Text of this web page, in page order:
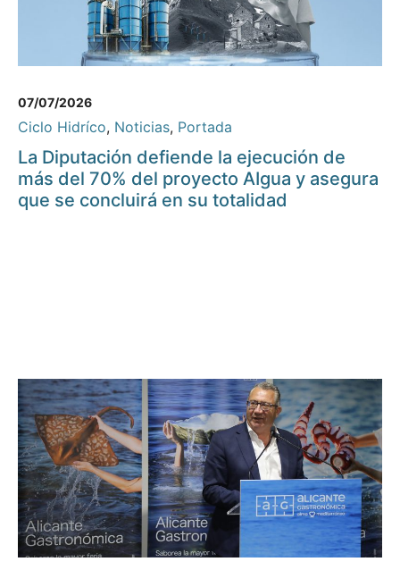
07/07/2026
Ciclo Hidríco, Noticias, Portada
La Diputación defiende la ejecución de
más del 70% del proyecto AIgua y asegura
que se concluirá en su totalidad